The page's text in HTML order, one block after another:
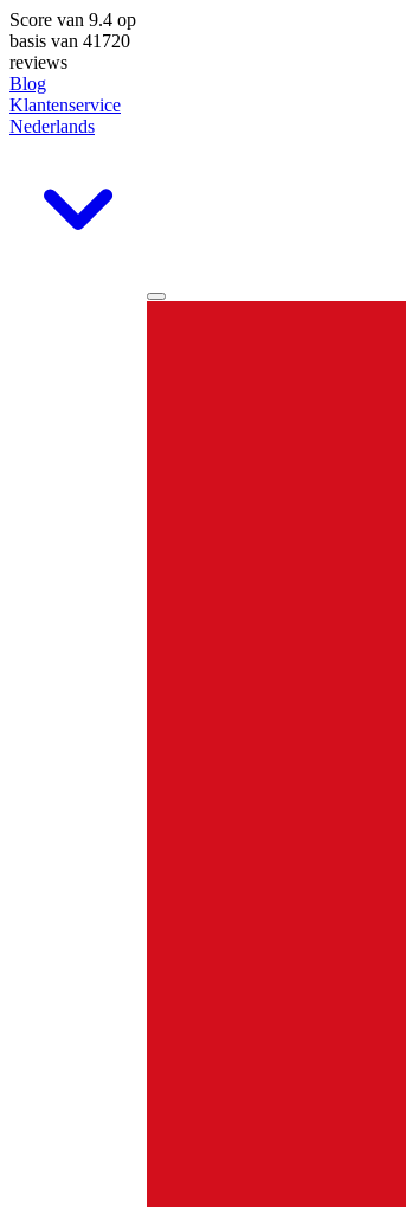
Score van 9.4 op
basis van 41720
reviews
Blog
Klantenservice
Nederlands